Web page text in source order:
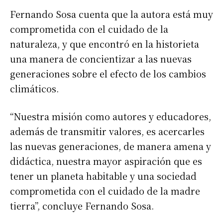
Fernando Sosa cuenta que la autora está muy
comprometida con el cuidado de la
naturaleza, y que encontró en la historieta
una manera de concientizar a las nuevas
generaciones sobre el efecto de los cambios
climáticos.
“Nuestra misión como autores y educadores,
además de transmitir valores, es acercarles
las nuevas generaciones, de manera amena y
didáctica, nuestra mayor aspiración que es
tener un planeta habitable y una sociedad
comprometida con el cuidado de la madre
tierra”, concluye Fernando Sosa.